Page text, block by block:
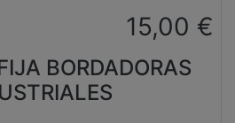
15,00 €
BORDADORAS